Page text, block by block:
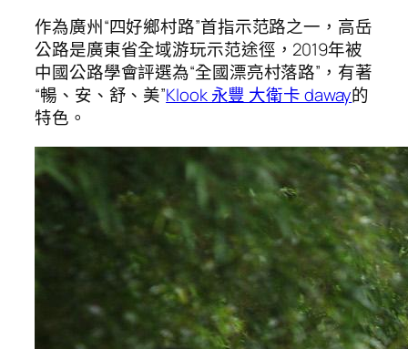
作為廣州“四好鄉村路”首指示范路之一，高岳
公路是廣東省全域游玩示范途徑，2019年被
中國公路學會評選為“全國漂亮村落路”，有著
“暢、安、舒、美”Klook 永豐 大衛卡 daway的
特色。